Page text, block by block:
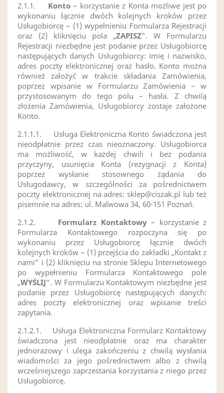
2.1.1. Konto– korzystanie z Konta możliwe jest po
wykonaniu łącznie dwóch kolejnych kroków przez
Usługobiorcę – (1) wypełnieniu Formularza Rejestracji
oraz (2) kliknięciu pola „ZAPISZ”. W Formularzu
Rejestracji niezbędne jest podanie przez Usługobiorcę
następujących danych Usługobiorcy: imię i nazwisko,
adres poczty elektronicznej oraz hasło. Konto można
również założyć w trakcie składania Zamówienia,
poprzez wpisanie w Formularzu Zamówienia – w
przystosowanym do tego polu – hasła. Z chwilą
złożenia Zamówienia, Usługobiorcy zostaje założone
Konto.
2.1.1.1.
Usługa Elektroniczna Konto świadczona jest
nieodpłatnie przez czas nieoznaczony. Usługobiorca
ma możliwość, w każdej chwili i bez podania
przyczyny, usunięcia Konta (rezygnacji z Konta)
poprzez wysłanie stosownego żądania do
Usługodawcy, w szczególności za pośrednictwem
poczty elektronicznej na adres: sklep@ciszak.pl lub też
pisemnie na adres: ul. Malwowa 34, 60-151 Poznań.
2.1.2.
Formularz Kontaktowy– korzystanie z
Formularza Kontaktowego rozpoczyna się po
wykonaniu przez Usługobiorcę łącznie dwóch
kolejnych kroków – (1) przejścia do zakładki „Kontakt z
nami” i (2) kliknięciu na stronie Sklepu Internetowego
po wypełnieniu Formularza Kontaktowego pole
„WYŚLIJ”. W Formularzu Kontaktowym niezbędne jest
podanie przez Usługobiorcę następujących danych:
adres poczty elektronicznej oraz wpisanie treści
zapytania.
2.1.2.1.
Usługa Elektroniczna Formularz Kontaktowy
świadczona jest nieodpłatnie oraz ma charakter
jednorazowy i ulega zakończeniu z chwilą wysłania
wiadomości za jego pośrednictwem albo z chwilą
wcześniejszego zaprzestania korzystania z niego przez
Usługobiorcę.